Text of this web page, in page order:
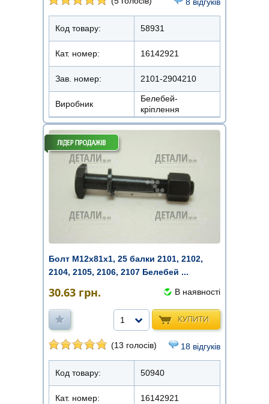
Код товару: 58931
Кат. номер: 16142921
Зав. номер: 2101-2904210
Виробник
Белебей-
кріплення
Болт М12х81х1, 25 балки 2101, 2102,
2104, 2105, 2106, 2107 Белебей ...
30.63 грн. В наявності
КУПИТИ
1
(13 голосів) 18 відгуків
Код товару: 50940
Кат. номер: 16142921